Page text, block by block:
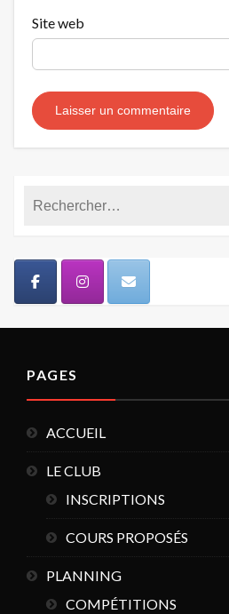
Site web
PAGES
ACCUEIL
LE CLUB
INSCRIPTIONS
COURS PROPOSÉS
PLANNING
COMPÉTITIONS